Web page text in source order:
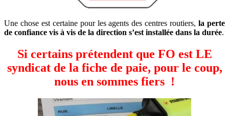
Une chose est certaine pour les agents des centres routiers,la perte
de confiance vis à vis de la direction s’est installée dans la durée.
Si certains prétendent que FO est LE
syndicat de la fiche de paie, pour le coup,
nous en sommes fiers !